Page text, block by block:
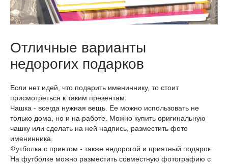
Отличные варианты
недорогих подарков
Если нет идей, что подарить имениннику, то стоит
присмотреться к таким презентам:
Чашка - всегда нужная вещь. Ее можно использовать не
только дома, но и на работе. Можно купить оригинальную
чашку или сделать на ней надпись, разместить фото
именинника.
Футболка с принтом - также недорогой и приятный подарок.
На футболке можно разместить совместную фотографию с